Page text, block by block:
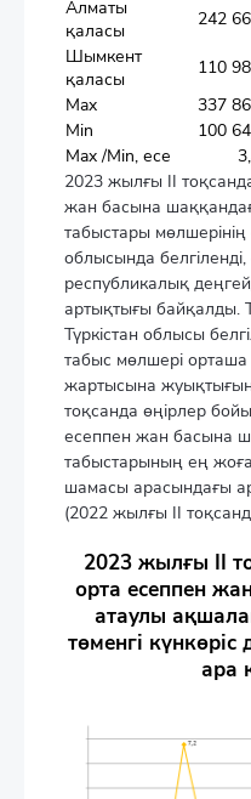
Алматы
қаласы
242
Шымкент
қаласы
110
Max
337
Min
100
Max /Min, есе
2023 жылғы II
жан басына
табыстары
облысында
республикалық
артықтығы байқалды.
Түркістан облысы
табыс мөлшері
жартысына
тоқсанда өңірлер
есеппен жан басына
табыстарының ең
шамасы арасындағы
(2022 жылғы II
2023 жылғы II
орта есеппен
атаулы
төменгі
ара